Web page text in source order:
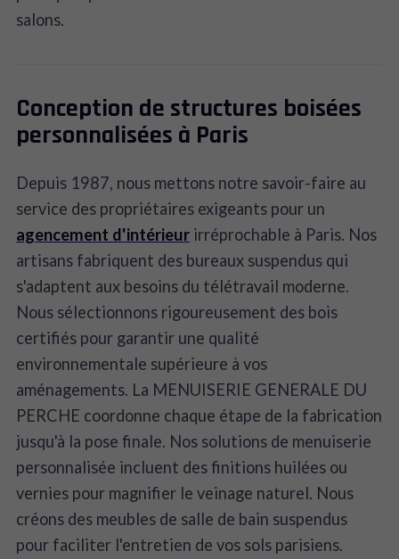
salons.
Conception de structures boisées
personnalisées à Paris
Depuis 1987, nous mettons notre savoir-faire au
service des propriétaires exigeants pour un
agencement d'intérieur irréprochable à Paris. Nos
artisans fabriquent des bureaux suspendus qui
s'adaptent aux besoins du télétravail moderne.
Nous sélectionnons rigoureusement des bois
certifiés pour garantir une qualité
environnementale supérieure à vos
aménagements. La MENUISERIE GENERALE DU
PERCHE coordonne chaque étape de la fabrication
jusqu'à la pose finale. Nos solutions de menuiserie
personnalisée incluent des finitions huilées ou
vernies pour magnifier le veinage naturel. Nous
créons des meubles de salle de bain suspendus
pour faciliter l'entretien de vos sols parisiens.